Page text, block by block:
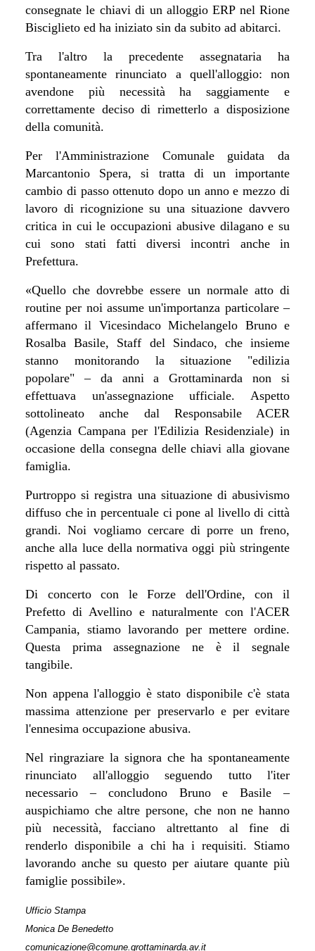
consegnate le chiavi di un alloggio ERP nel Rione
Bisciglieto ed ha iniziato sin da subito ad abitarci.
Tra l'altro la precedente assegnataria ha
spontaneamente rinunciato a quell'alloggio: non
avendone più necessità ha saggiamente e
correttamente deciso di rimetterlo a disposizione
della comunità.
Per l'Amministrazione Comunale guidata da
Marcantonio Spera, si tratta di un importante
cambio di passo ottenuto dopo un anno e mezzo di
lavoro di ricognizione su una situazione davvero
critica in cui le occupazioni abusive dilagano e su
cui sono stati fatti diversi incontri anche in
Prefettura.
«Quello che dovrebbe essere un normale atto di
routine per noi assume un'importanza particolare –
affermano il Vicesindaco Michelangelo Bruno e
Rosalba Basile, Staff del Sindaco, che insieme
stanno monitorando la situazione "edilizia
popolare" – da anni a Grottaminarda non si
effettuava un'assegnazione ufficiale. Aspetto
sottolineato anche dal Responsabile ACER
(Agenzia Campana per l'Edilizia Residenziale) in
occasione della consegna delle chiavi alla giovane
famiglia.
Purtroppo si registra una situazione di abusivismo
diffuso che in percentuale ci pone al livello di città
grandi. Noi vogliamo cercare di porre un freno,
anche alla luce della normativa oggi più stringente
rispetto al passato.
Di concerto con le Forze dell'Ordine, con il
Prefetto di Avellino e naturalmente con l'ACER
Campania, stiamo lavorando per mettere ordine.
Questa prima assegnazione ne è il segnale
tangibile.
Non appena l'alloggio è stato disponibile c'è stata
massima attenzione per preservarlo e per evitare
l'ennesima occupazione abusiva.
Nel ringraziare la signora che ha spontaneamente
rinunciato all'alloggioseguendo tutto l'iter
necessario– concludono Bruno e Basile –
auspichiamo che altre persone, che non ne hanno
più necessità, facciano altrettanto al fine di
renderlo disponibile a chi ha i requisiti. Stiamo
lavorando anche su questo per aiutare quante più
famiglie possibile».
Ufficio Stampa
Monica De Benedetto
comunicazione@comune.grottaminarda.av.it